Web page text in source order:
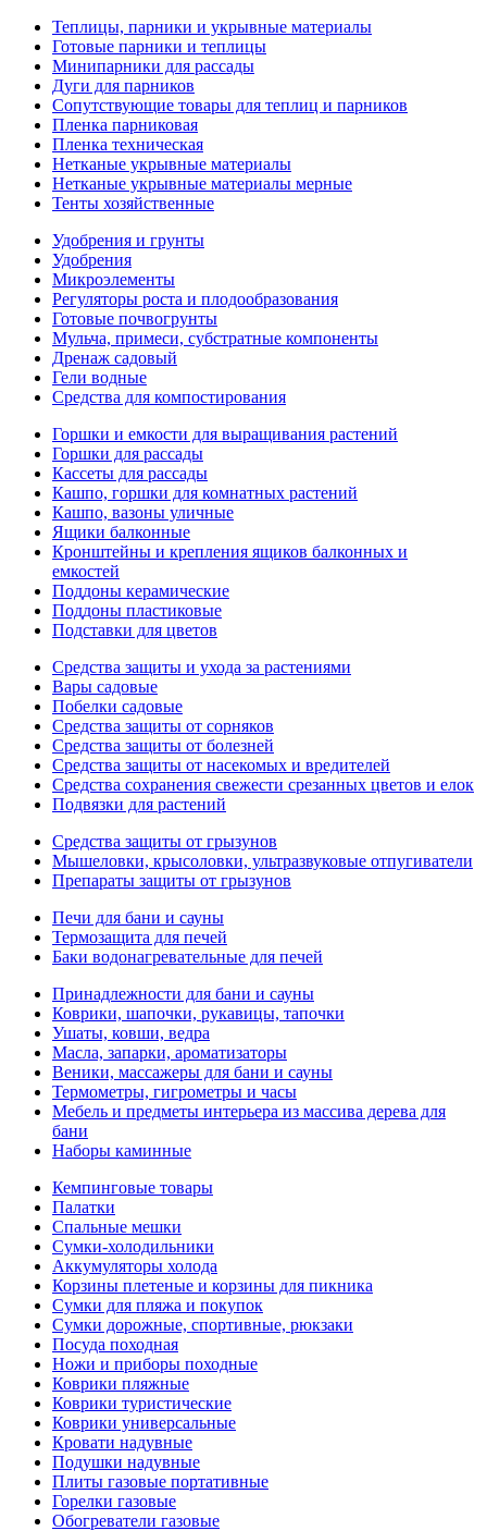
Теплицы, парники и укрывные материалы
Готовые парники и теплицы
Минипарники для рассады
Дуги для парников
Сопутствующие товары для теплиц и парников
Пленка парниковая
Пленка техническая
Нетканые укрывные материалы
Нетканые укрывные материалы мерные
Тенты хозяйственные
Удобрения и грунты
Удобрения
Микроэлементы
Регуляторы роста и плодообразования
Готовые почвогрунты
Мульча, примеси, субстратные компоненты
Дренаж садовый
Гели водные
Средства для компостирования
Горшки и емкости для выращивания растений
Горшки для рассады
Кассеты для рассады
Кашпо, горшки для комнатных растений
Кашпо, вазоны уличные
Ящики балконные
Кронштейны и крепления ящиков балконных и
емкостей
Поддоны керамические
Поддоны пластиковые
Подставки для цветов
Средства защиты и ухода за растениями
Вары садовые
Побелки садовые
Средства защиты от сорняков
Средства защиты от болезней
Средства защиты от насекомых и вредителей
Средства сохранения свежести срезанных цветов и елок
Подвязки для растений
Средства защиты от грызунов
Мышеловки, крысоловки, ультразвуковые отпугиватели
Препараты защиты от грызунов
Печи для бани и сауны
Термозащита для печей
Баки водонагревательные для печей
Принадлежности для бани и сауны
Коврики, шапочки, рукавицы, тапочки
Ушаты, ковши, ведра
Масла, запарки, ароматизаторы
Веники, массажеры для бани и сауны
Термометры, гигрометры и часы
Мебель и предметы интерьера из массива дерева для
бани
Наборы каминные
Кемпинговые товары
Палатки
Спальные мешки
Сумки-холодильники
Аккумуляторы холода
Корзины плетеные и корзины для пикника
Сумки для пляжа и покупок
Сумки дорожные, спортивные, рюкзаки
Посуда походная
Ножи и приборы походные
Коврики пляжные
Коврики туристические
Коврики универсальные
Кровати надувные
Подушки надувные
Плиты газовые портативные
Горелки газовые
Обогреватели газовые